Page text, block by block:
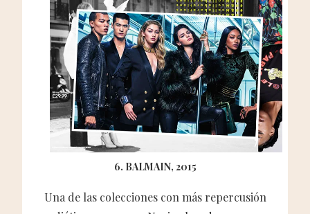
6. BALMAIN, 2015
Una de las colecciones con más repercusión